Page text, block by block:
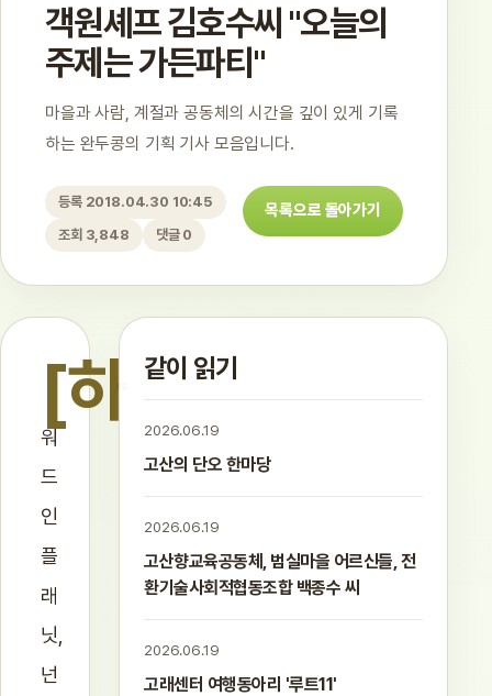
객원셰프 김호수씨 "오늘의
주제는 가든파티"
마을과 사람, 계절과 공동체의 시간을 깊이 있게 기록
하는 완두콩의 기획 기사 모음입니다.
등록 2018.04.30 10:45
조회 3,848
댓글 0
목록으로 돌아가기
[하
워
드
인
플
래
닛,
넌
같이 읽기
2026.06.19
고산의 단오 한마당
2026.06.19
고산향교육공동체, 범실마을 어르신들, 전
환기술사회적협동조합 백종수 씨
2026.06.19
고래센터 여행동아리 '루트11'